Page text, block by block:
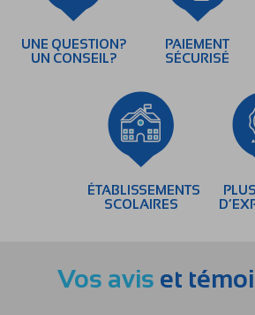
UNE QUESTION?
UN CONSEIL?
PAIEMENT
SÉCURISÉ
ÉTABLISSEMENTS
SCOLAIRES
Vos avis et